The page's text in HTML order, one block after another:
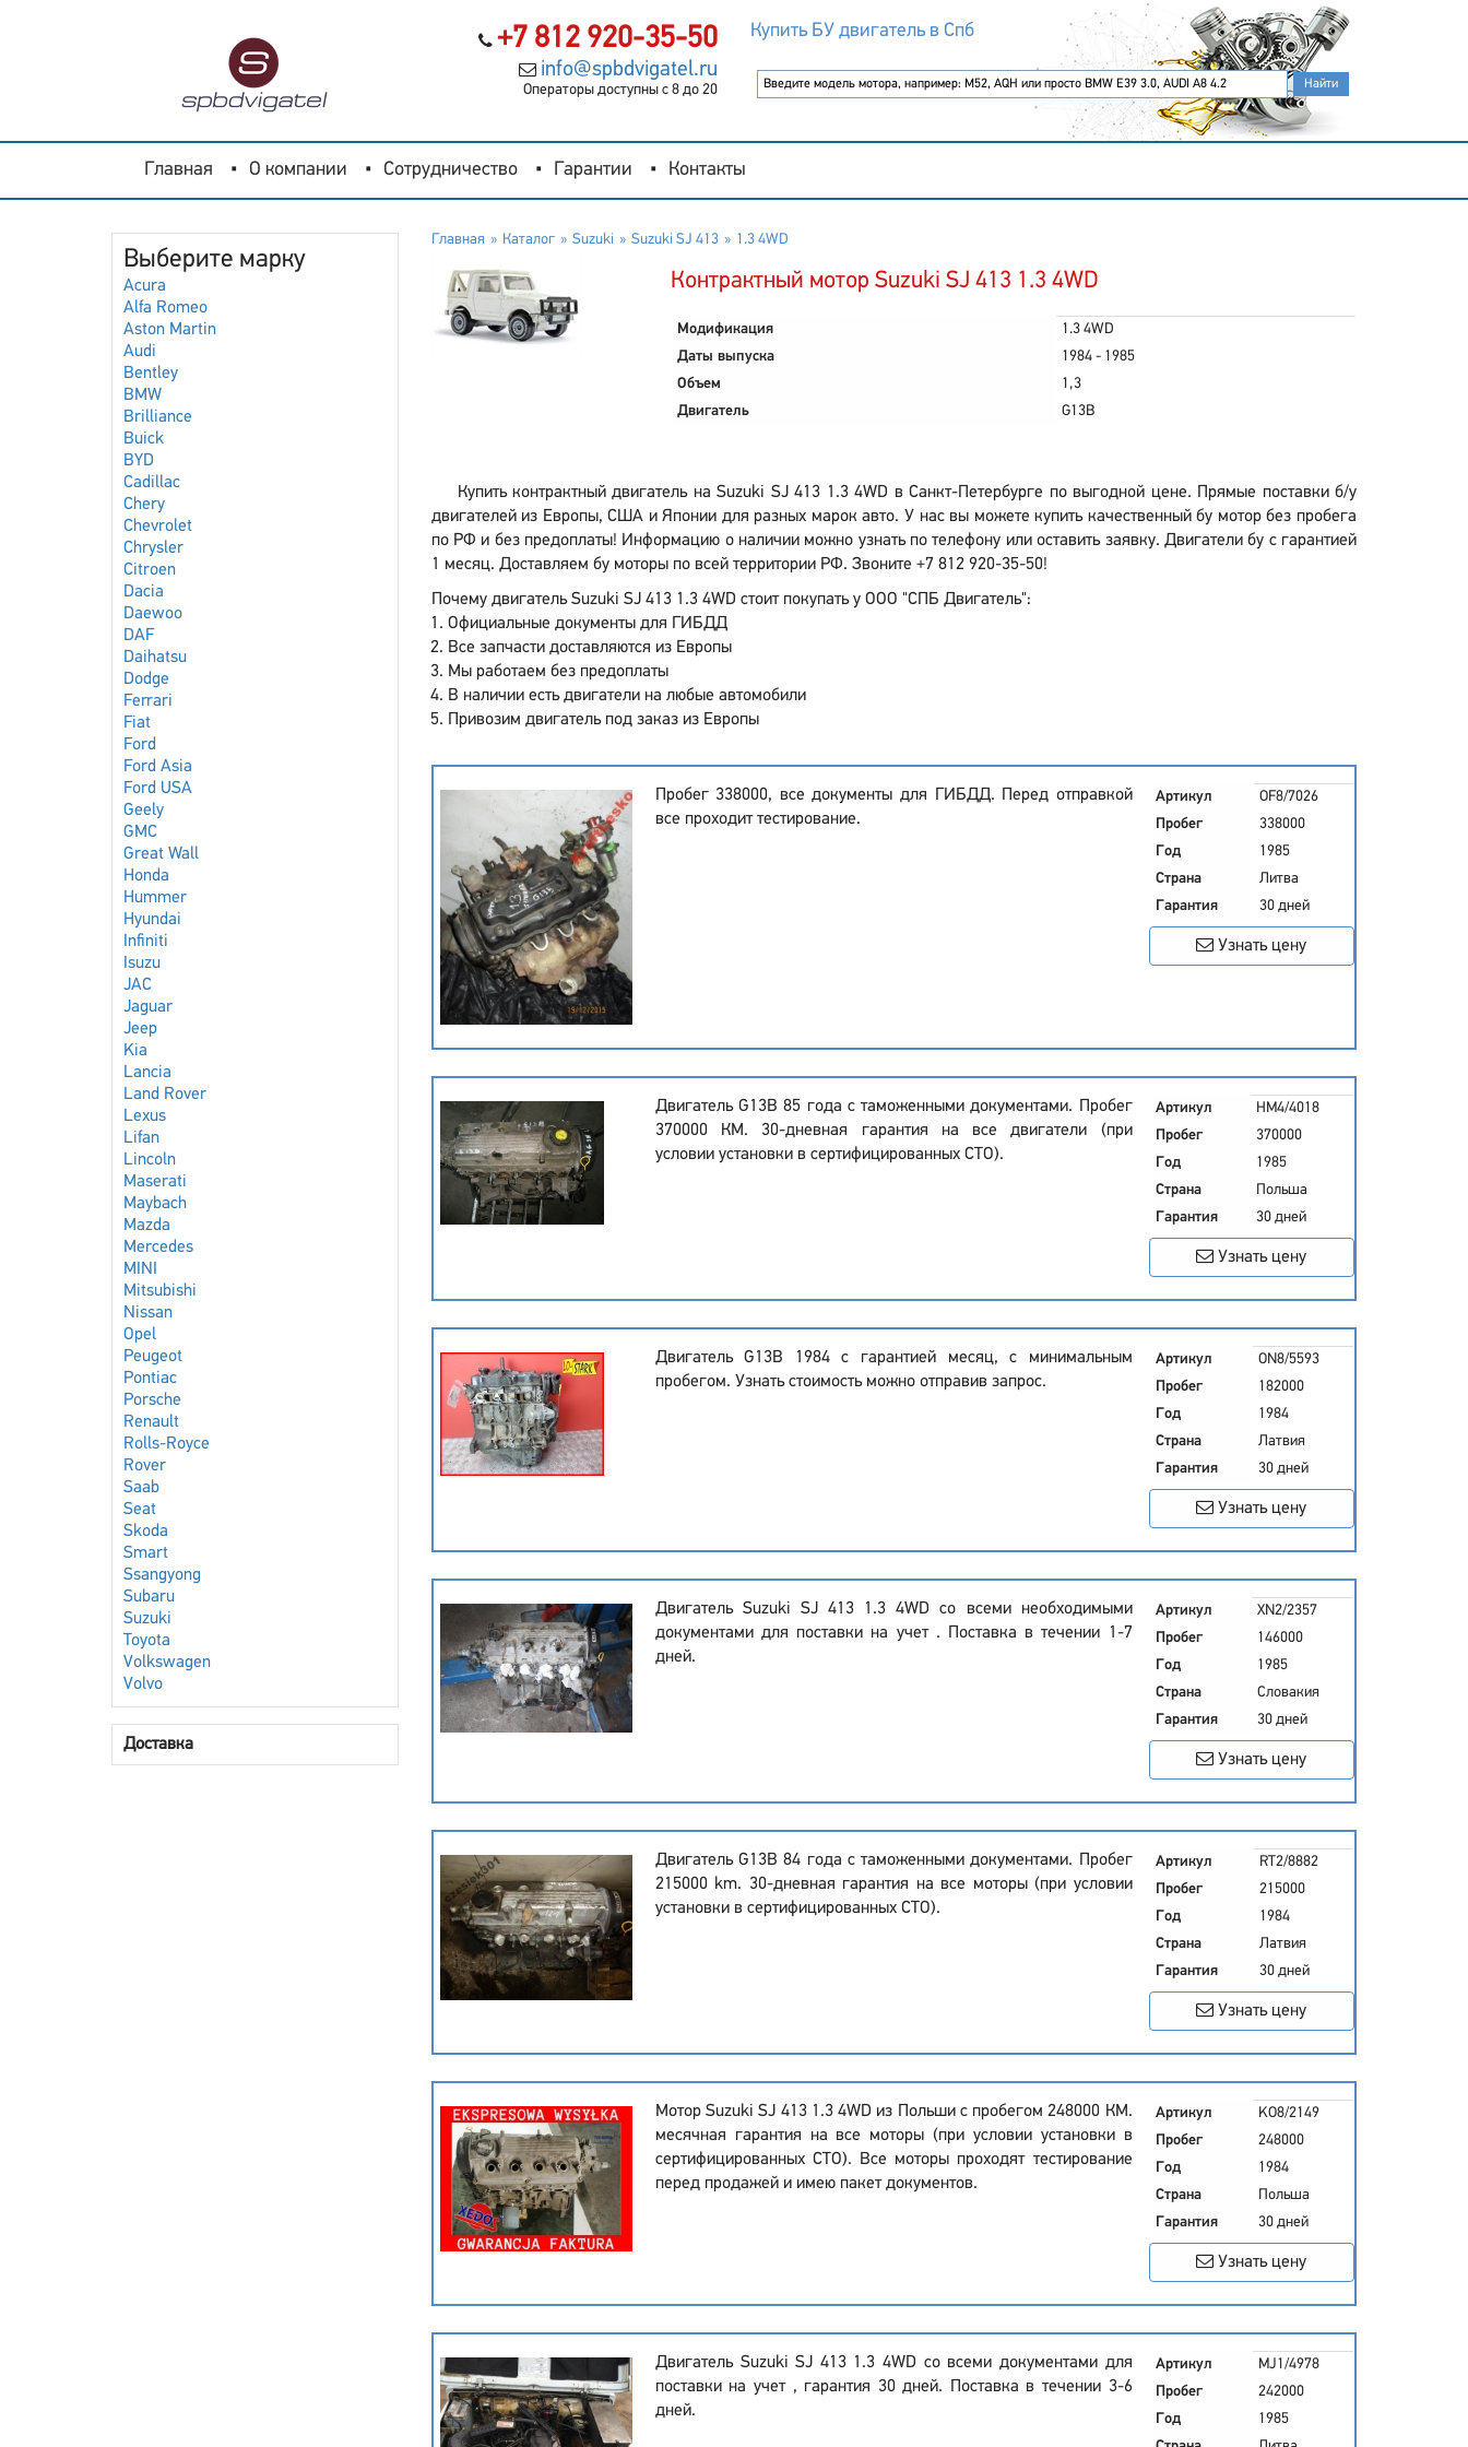
+7 812 920-35-50
info@spbdvigatel.ru
Операторы доступны с 8 до 20
Купить БУ двигатель в Спб
Главная О компании Сотрудничество Гарантии Контакты
Выберите марку
Acura
Alfa Romeo
Aston Martin
Audi
Bentley
BMW
Brilliance
Buick
BYD
Cadillac
Chery
Chevrolet
Chrysler
Citroen
Dacia
Daewoo
DAF
Daihatsu
Dodge
Ferrari
Fiat
Ford
Ford Asia
Ford USA
Geely
GMC
Great Wall
Honda
Hummer
Hyundai
Infiniti
Isuzu
JAC
Jaguar
Jeep
Kia
Lancia
Land Rover
Lexus
Lifan
Lincoln
Maserati
Maybach
Mazda
Mercedes
MINI
Mitsubishi
Nissan
Opel
Peugeot
Pontiac
Porsche
Renault
Rolls-Royce
Rover
Saab
Seat
Skoda
Smart
Ssangyong
Subaru
Suzuki
Toyota
Volkswagen
Volvo
Доставка
Главная Каталог Suzuki Suzuki SJ 413 1.3 4WD
Контрактный мотор Suzuki SJ 413 1.3 4WD
Модификация
1.3 4WD
Даты выпуска
1984 - 1985
Объем
1,3
Двигатель
G13B
Купить контрактный двигатель на Suzuki SJ 413 1.3 4WD в Санкт-Петербурге по выгодной цене. Прямые поставки б/у
двигателей из Европы, США и Японии для разных марок авто. У нас вы можете купить качественный бу мотор без пробега
по РФ и без предоплаты! Информацию о наличии можно узнать по телефону или оставить заявку. Двигатели бу с гарантией
1 месяц. Доставляем бу моторы по всей территории РФ. Звоните +7 812 920-35-50!
Почему двигатель Suzuki SJ 413 1.3 4WD стоит покупать у ООО "СПБ Двигатель":
Официальные документы для ГИБДД
Все запчасти доставляются из Европы
Мы работаем без предоплаты
В наличии есть двигатели на любые автомобили
Привозим двигатель под заказ из Европы
Пробег 338000, все документы для ГИБДД. Перед отправкой
все проходит тестирование.
Артикул
OF8/7026
Пробег
338000
Год
1985
Страна
Литва
Гарантия
30 дней
Узнать цену
Двигатель G13B 85 года с таможенными документами. Пробег
370000 КМ. 30-дневная гарантия на все двигатели (при
условии установки в сертифицированных СТО).
Артикул
HM4/4018
Пробег
370000
Год
1985
Страна
Польша
Гарантия
30 дней
Узнать цену
Двигатель G13B 1984 с гарантией месяц, с минимальным
пробегом. Узнать стоимость можно отправив запрос.
Артикул
ON8/5593
Пробег
182000
Год
1984
Страна
Латвия
Гарантия
30 дней
Узнать цену
Двигатель Suzuki SJ 413 1.3 4WD со всеми необходимыми
документами для поставки на учет . Поставка в течении 1-7
дней.
Артикул
XN2/2357
Пробег
146000
Год
1985
Страна
Словакия
Гарантия
30 дней
Узнать цену
Двигатель G13B 84 года с таможенными документами. Пробег
215000 km. 30-дневная гарантия на все моторы (при условии
установки в сертифицированных СТО).
Артикул
RT2/8882
Пробег
215000
Год
1984
Страна
Латвия
Гарантия
30 дней
Узнать цену
Мотор Suzuki SJ 413 1.3 4WD из Польши с пробегом 248000 КМ.
месячная гарантия на все моторы (при условии установки в
сертифицированных СТО). Все моторы проходят тестирование
перед продажей и имею пакет документов.
Артикул
KO8/2149
Пробег
248000
Год
1984
Страна
Польша
Гарантия
30 дней
Узнать цену
Двигатель Suzuki SJ 413 1.3 4WD со всеми документами для
поставки на учет , гарантия 30 дней. Поставка в течении 3-6
дней.
Артикул
MJ1/4978
Пробег
242000
Год
1985